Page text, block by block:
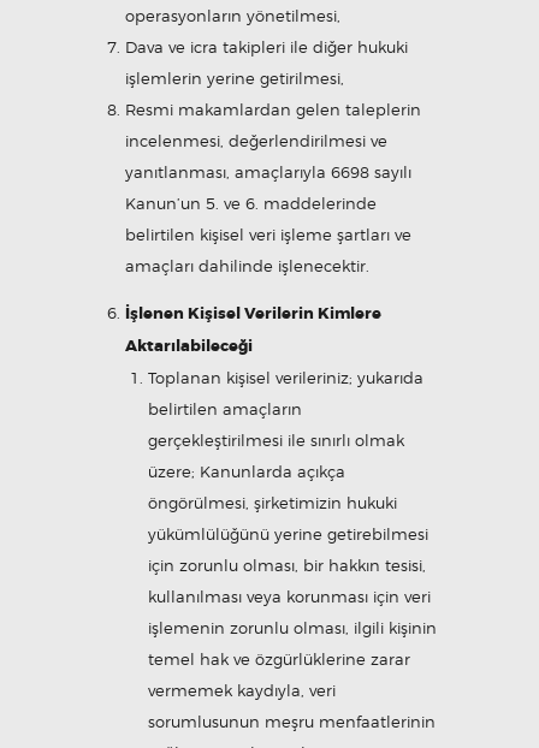
operasyonların yönetilmesi,
Dava ve icra takipleri ile diğer hukuki
işlemlerin yerine getirilmesi,
Resmi makamlardan gelen taleplerin
incelenmesi, değerlendirilmesi ve
yanıtlanması, amaçlarıyla 6698 sayılı
Kanun’un 5. ve 6. maddelerinde
belirtilen kişisel veri işleme şartları ve
amaçları dahilinde işlenecektir.
İşlenen Kişisel Verilerin Kimlere
Aktarılabileceği
Toplanan kişisel verileriniz; yukarıda
belirtilen amaçların
gerçekleştirilmesi ile sınırlı olmak
üzere; Kanunlarda açıkça
öngörülmesi, şirketimizin hukuki
yükümlülüğünü yerine getirebilmesi
için zorunlu olması, bir hakkın tesisi,
kullanılması veya korunması için veri
işlemenin zorunlu olması, ilgili kişinin
temel hak ve özgürlüklerine zarar
vermemek kaydıyla, veri
sorumlusunun meşru menfaatlerinin